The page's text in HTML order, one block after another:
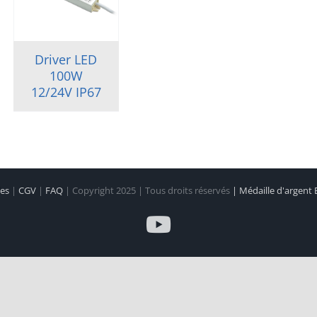
Driver LED
100W
12/24V IP67
| CGV | FAQ | Copyright 2025 | Tous droits réservés | Médaille d'argent